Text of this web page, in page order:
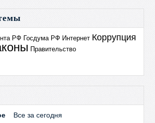
РФ Госдума РФ Интернет Коррупция
Правительство
Все за сегодня